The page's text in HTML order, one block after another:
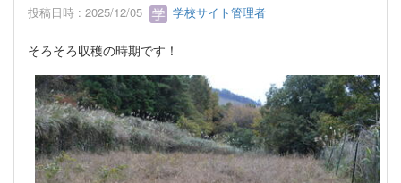
投稿日時 : 2025/12/05 学校サイト管理者
そろそろ収穫の時期です！